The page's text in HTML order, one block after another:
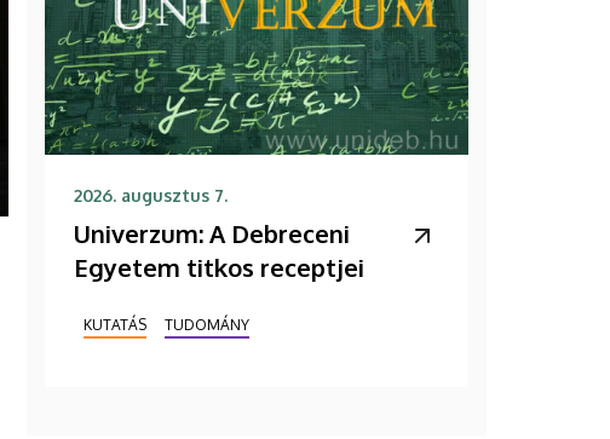
2026. augusztus 7.
Univerzum: A Debreceni
Egyetem titkos receptjei
KUTATÁS TUDOMÁNY